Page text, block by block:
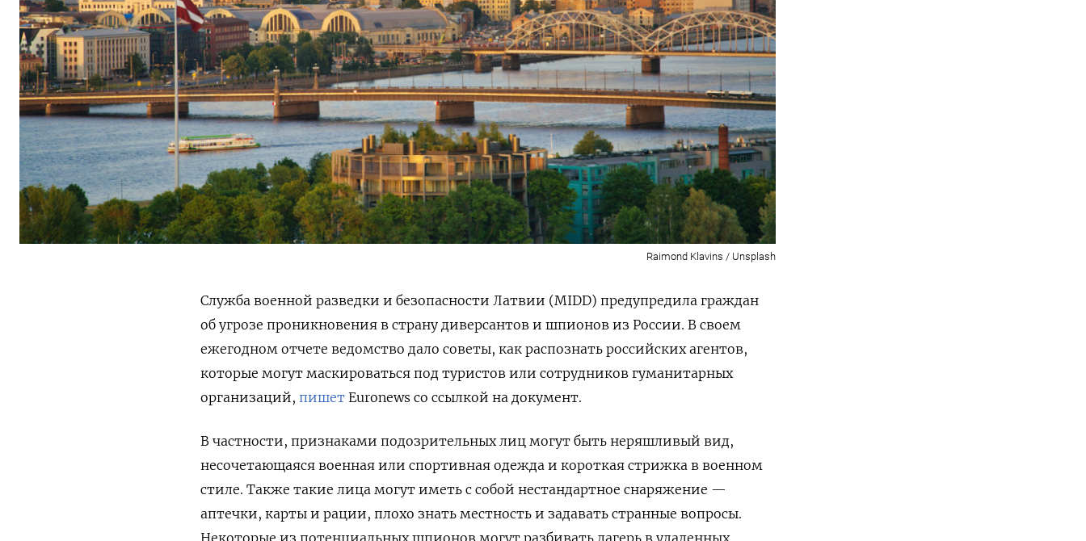
Raimond Klavins / Unsplash
Служба военной разведки и безопасности Латвии (MIDD) предупредила граждан
об угрозе проникновения в страну диверсантов и шпионов из России. В своем
ежегодном отчете ведомство дало советы, как распознать российских агентов,
которые могут маскироваться под туристов или сотрудников гуманитарных
организаций, пишет Euronews со ссылкой на документ.
В частности, признаками подозрительных лиц могут быть неряшливый вид,
несочетающаяся военная или спортивная одежда и короткая стрижка в военном
стиле. Также такие лица могут иметь с собой нестандартное снаряжение —
аптечки, карты и рации, плохо знать местность и задавать странные вопросы.